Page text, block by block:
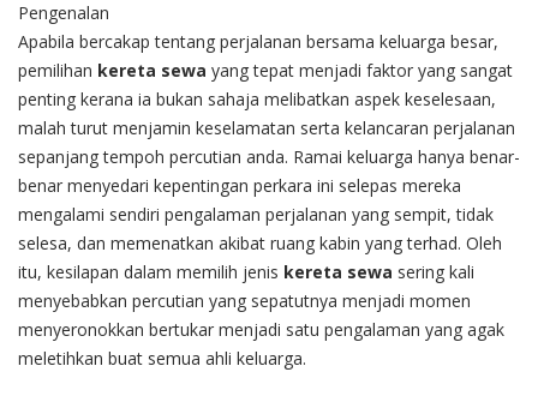
Pengenalan
Apabila bercakap tentang perjalanan bersama keluarga besar,
pemilihan kereta sewa yang tepat menjadi faktor yang sangat
penting kerana ia bukan sahaja melibatkan aspek keselesaan,
malah turut menjamin keselamatan serta kelancaran perjalanan
sepanjang tempoh percutian anda. Ramai keluarga hanya benar-
benar menyedari kepentingan perkara ini selepas mereka
mengalami sendiri pengalaman perjalanan yang sempit, tidak
selesa, dan memenatkan akibat ruang kabin yang terhad. Oleh
itu, kesilapan dalam memilih jenis kereta sewa sering kali
menyebabkan percutian yang sepatutnya menjadi momen
menyeronokkan bertukar menjadi satu pengalaman yang agak
meletihkan buat semua ahli keluarga.